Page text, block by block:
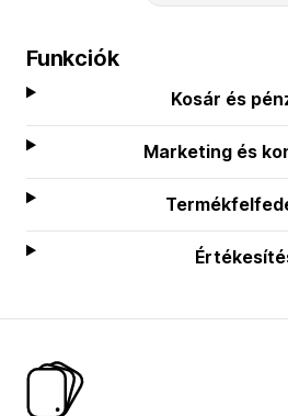
Funkciók
Kosár és
Marketing és